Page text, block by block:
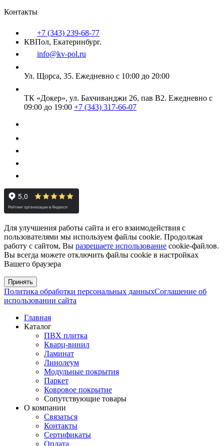
Контакты
+7 (343) 239-68-77
КВПол, Екатеринбург.
info@kv-pol.ru
Ул. Щорса, 35. Ежедневно с 10:00 до 20:00
ТК «Докер», ул. Бахчиванджи 26, пав В2. Ежедневно с
09:00 до 19:00 +7 (343) 317-66-07
Для улучшения работы сайта и его взаимодействия с
пользователями мы используем файлы cookie. Продолжая
работу с сайтом, Вы разрешаете использование cookie-файлов.
Вы всегда можете отключить файлы cookie в настройках
Вашего браузера
Принять
Политика обработки персональных данныхСоглашение об
использовании сайта
Главная
Каталог
ПВХ плитка
Кварц-винил
Ламинат
Линолеум
Модульные покрытия
Паркет
Ковровое покрытие
Сопутствующие товары
О компании
Связаться
Контакты
Сертификаты
Оплата